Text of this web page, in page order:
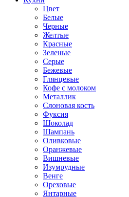
Цвет
Белые
Черные
Желтые
Красные
Зеленые
Серые
Бежевые
Глянцевые
Кофе с молоком
Металлик
Слоновая кость
Фуксия
Шоколад
Шампань
Оливковые
Оранжевые
Вишневые
Изумрудные
Венге
Ореховые
Янтарные